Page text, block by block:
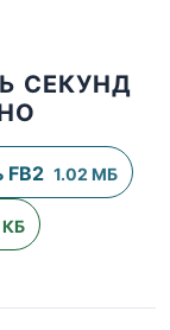
СЕКУНД
FB2 1.02 МБ